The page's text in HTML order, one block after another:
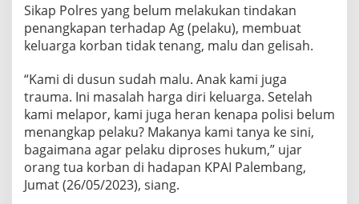
Sikap Polres yang belum melakukan tindakan
penangkapan terhadap Ag (pelaku), membuat
keluarga korban tidak tenang, malu dan gelisah.
“Kami di dusun sudah malu. Anak kami juga
trauma. Ini masalah harga diri keluarga. Setelah
kami melapor, kami juga heran kenapa polisi belum
menangkap pelaku? Makanya kami tanya ke sini,
bagaimana agar pelaku diproses hukum,” ujar
orang tua korban di hadapan KPAI Palembang,
Jumat (26/05/2023), siang.